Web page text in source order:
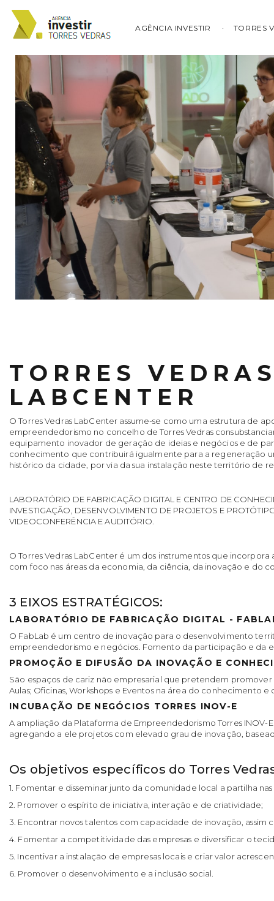
AGÊNCIA INVESTIR TORRES
TORRES
LABCENTER
O Torres Vedras LabCenter assume-se como uma estrutura de
empreendedorismo no concelho de Torres Vedras
equipamento inovador de geração de ideias e negócios e de
conhecimento que contribuirá igualmente para a regeneração
histórico da cidade, por via da sua instalação neste território de
LABORATÓRIO DE FABRICAÇÃO DIGITAL E CENTRO DE
INVESTIGAÇÃO, DESENVOLVIMENTO DE PROJETOS E
VIDEOCONFERÊNCIA E AUDITÓRIO.
O Torres Vedras LabCenter é um dos instrumentos que
com foco nas áreas da economia, da ciência, da inovação e do
3 EIXOS ESTRATÉGICOS:
LABORATÓRIO DE FABRICAÇÃO DIGITAL -
O FabLab é um centro de inovação para o desenvolvimento
empreendedorismo e negócios. Fomento da participação e da
PROMOÇÃO E DIFUSÃO DA INOVAÇÃO E
São espaços de cariz não empresarial que pretendem
Aulas; Oficinas, Workshops e Eventos na área do conhecimento e
INCUBAÇÃO DE NEGÓCIOS TORRES INOV-E
A ampliação da Plataforma de Empreendedorismo Torres
agregando a ele projetos com elevado grau de inovação,
Os objetivos específicos do Torres
1. Fomentar e disseminar junto da comunidade local a partilha
2. Promover o espírito de iniciativa, interação e de criatividade;
3. Encontrar novos talentos com capacidade de inovação,
4. Fomentar a competitividade das empresas e diversificar o
5. Incentivar a instalação de empresas locais e criar valor
6. Promover o desenvolvimento e a inclusão social.